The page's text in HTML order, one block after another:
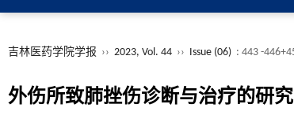
吉林医药学院学报 ›› 2023, Vol. 44 ›› Issue (06) : 443 -
外伤所致肺挫伤诊断与治疗的研